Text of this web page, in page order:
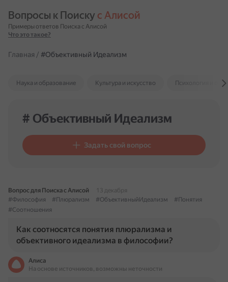
Вопросы к Поиску с Алисой
Примеры ответов Поиска с Алисой
Что это такое?
Главная / #Объективный Идеализм
Наука и образование Культура и искусство Психология и
# Объективный Идеализм
Задать свой вопрос
Вопрос для Поиска с Алисой
13 декабря
#Философия
#Плюрализм #ОбъективныйИдеализм
#Понятия
#Соотношения
Как соотносятся понятия плюрализма и
объективного идеализма в философии?
Алиса
На основе источников, возможны неточности